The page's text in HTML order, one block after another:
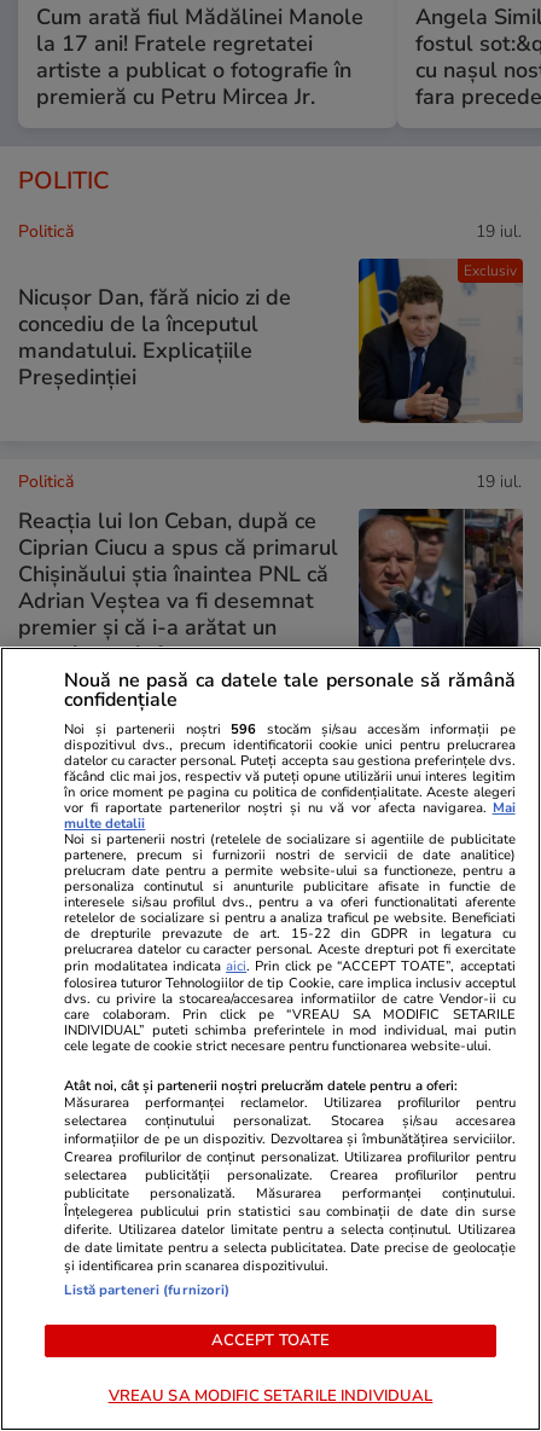
Cum arată fiul Mădălinei Manole
la 17 ani! Fratele regretatei
artiste a publicat o fotografie în
premieră cu Petru Mircea Jr.
Angela
fostul
cu nașul
fara
POLITIC
Exclusiv
Politică 19 iul.
Nicușor Dan, fără nicio zi de
concediu de la începutul
mandatului. Explicațiile
Președinției
Politică 19 iul.
Reacția lui Ion Ceban, după ce
Ciprian Ciucu a spus că primarul
Chișinăului știa înaintea PNL că
Adrian Veștea va fi desemnat
premier și că i-a arătat un
mesaj pe telefon
PARTENERI
Proiectul imobiliar pregătit lângă
Lidl Moara de Foc este scos la
vânzare. Dezvoltatorul este
asociat în piață cu un alt proiect
de anvergură
Câți bani a
pentru titlul
fabuloasă
ULTIMELE ȘTIRI
Știri România 09:28
Viiturile din Bușteni s-au revărsat și pe
Nouă ne pasă ca datele tale personale să rămână
confidențiale
Noi și partenerii noștri 596 stocăm și/sau accesăm informații pe
dispozitivul dvs., precum identificatorii cookie unici pentru prelucrarea
datelor cu caracter personal. Puteți accepta sau gestiona preferințele dvs.
făcând clic mai jos, respectiv vă puteți opune utilizării unui interes legitim
în orice moment pe pagina cu politica de confidențialitate. Aceste alegeri
vor fi raportate partenerilor noștri și nu vă vor afecta navigarea. Mai
multe detalii
Noi si partenerii nostri (retelele de socializare si agentiile de publicitate
partenere, precum si furnizorii nostri de servicii de date analitice)
prelucram date pentru a permite website-ului sa functioneze, pentru a
personaliza continutul si anunturile publicitare afisate in functie de
interesele si/sau profilul dvs., pentru a va oferi functionalitati aferente
retelelor de socializare si pentru a analiza traficul pe website. Beneficiati
de drepturile prevazute de art. 15-22 din GDPR in legatura cu
prelucrarea datelor cu caracter personal. Aceste drepturi pot fi exercitate
prin modalitatea indicataaici. Prin click pe “ACCEPT TOATE”, acceptati
folosirea tuturor Tehnologiilor de tip Cookie, care implica inclusiv acceptul
dvs. cu privire la stocarea/accesarea informatiilor de catre Vendor-ii cu
care colaboram. Prin click pe “VREAU SA MODIFIC SETARILE
INDIVIDUAL” puteti schimba preferintele in mod individual, mai putin
cele legate de cookie strict necesare pentru functionarea website-ului.
Atât noi, cât și partenerii noștri prelucrăm datele pentru a oferi:
Măsurarea performanței reclamelor. Utilizarea profilurilor pentru
selectarea conținutului personalizat. Stocarea și/sau accesarea
informațiilor de pe un dispozitiv. Dezvoltarea și îmbunătățirea serviciilor.
Crearea profilurilor de conținut personalizat. Utilizarea profilurilor pentru
selectarea publicității personalizate. Crearea profilurilor pentru
publicitate personalizată. Măsurarea performanței conținutului.
Înțelegerea publicului prin statistici sau combinații de date din surse
diferite. Utilizarea datelor limitate pentru a selecta conținutul. Utilizarea
de date limitate pentru a selecta publicitatea. Date precise de geolocație
și identificarea prin scanarea dispozitivului.
Listă parteneri (furnizori)
ACCEPT TOATE
VREAU SA MODIFIC SETARILE INDIVIDUAL